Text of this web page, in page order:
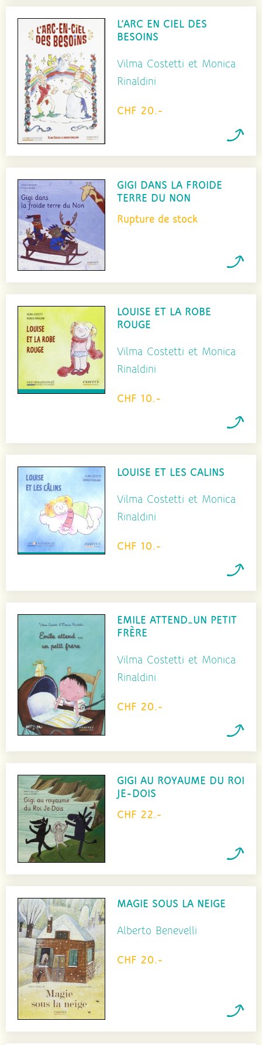
L’ARC EN CIEL DES
BESOINS
Vilma Costetti et Monica
Rinaldini
CHF 20.-
GIGI DANS LA FROIDE
TERRE DU NON
Rupture de stock
LOUISE ET LA ROBE
ROUGE
Vilma Costetti et Monica
Rinaldini
CHF 10.-
LOUISE ET LES CALINS
Vilma Costetti et Monica
Rinaldini
CHF 10.-
EMILE ATTEND…UN PETIT
FRÈRE
Vilma Costetti et Monica
Rinaldini
CHF 20.-
GIGI AU ROYAUME DU ROI
JE-DOIS
CHF 22.-
MAGIE SOUS LA NEIGE
Alberto Benevelli
CHF 20.-